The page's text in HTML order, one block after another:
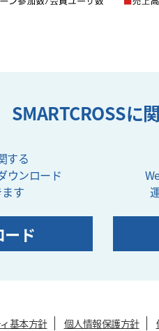
SMARTCROSSに
する
ウンロード
す
ード
基本方針 個人情報保護方針